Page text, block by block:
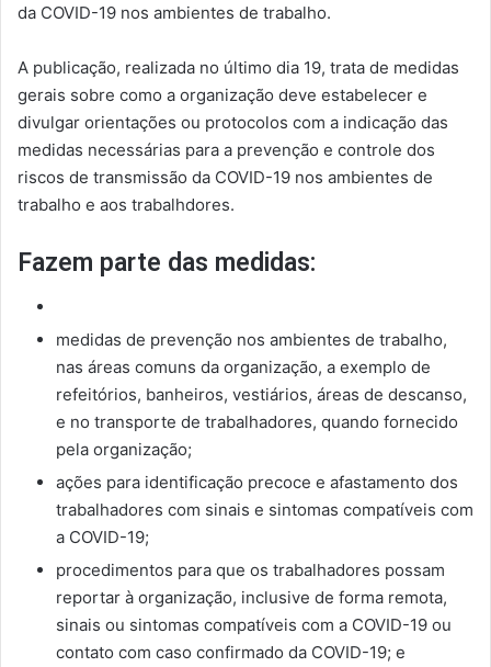
da COVID-19 nos ambientes de trabalho.
A publicação, realizada no último dia 19, trata de medidas
gerais sobre como a organização deve estabelecer e
divulgar orientações ou protocolos com a indicação das
medidas necessárias para a prevenção e controle dos
riscos de transmissão da COVID-19 nos ambientes de
trabalho e aos trabalhdores.
Fazem parte das medidas:
medidas de prevenção nos ambientes de trabalho,
nas áreas comuns da organização, a exemplo de
refeitórios, banheiros, vestiários, áreas de descanso,
e no transporte de trabalhadores, quando fornecido
pela organização;
ações para identificação precoce e afastamento dos
trabalhadores com sinais e sintomas compatíveis com
a COVID-19;
procedimentos para que os trabalhadores possam
reportar à organização, inclusive de forma remota,
sinais ou sintomas compatíveis com a COVID-19 ou
contato com caso confirmado da COVID-19; e